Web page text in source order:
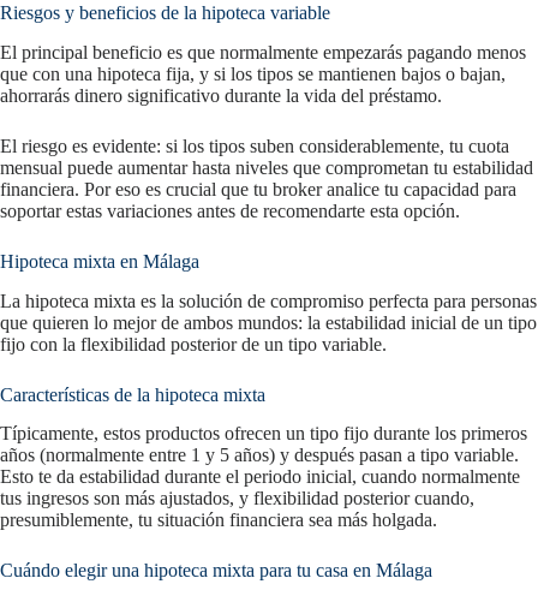
Riesgos y beneficios de la hipoteca variable
El principal beneficio es que normalmente empezarás pagando menos
que con una hipoteca fija, y si los tipos se mantienen bajos o bajan,
ahorrarás dinero significativo durante la vida del préstamo.
El riesgo es evidente: si los tipos suben considerablemente, tu cuota
mensual puede aumentar hasta niveles que comprometan tu estabilidad
financiera. Por eso es crucial que tu broker analice tu capacidad para
soportar estas variaciones antes de recomendarte esta opción.
Hipoteca mixta en Málaga
La hipoteca mixta es la solución de compromiso perfecta para personas
que quieren lo mejor de ambos mundos: la estabilidad inicial de un tipo
fijo con la flexibilidad posterior de un tipo variable.
Características de la hipoteca mixta
Típicamente, estos productos ofrecen un tipo fijo durante los primeros
años (normalmente entre 1 y 5 años) y después pasan a tipo variable.
Esto te da estabilidad durante el periodo inicial, cuando normalmente
tus ingresos son más ajustados, y flexibilidad posterior cuando,
presumiblemente, tu situación financiera sea más holgada.
Cuándo elegir una hipoteca mixta para tu casa en Málaga